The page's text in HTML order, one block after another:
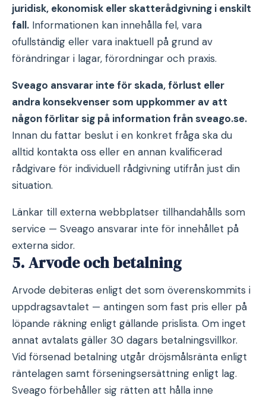
juridisk, ekonomisk eller skatterådgivning i enskilt
fall. Informationen kan innehålla fel, vara
ofullständig eller vara inaktuell på grund av
förändringar i lagar, förordningar och praxis.
Sveago ansvarar inte för skada, förlust eller
andra konsekvenser som uppkommer av att
någon förlitar sig på information från sveago.se.
Innan du fattar beslut i en konkret fråga ska du
alltid kontakta oss eller en annan kvalificerad
rådgivare för individuell rådgivning utifrån just din
situation.
Länkar till externa webbplatser tillhandahålls som
service — Sveago ansvarar inte för innehållet på
externa sidor.
5. Arvode och betalning
Arvode debiteras enligt det som överenskommits i
uppdragsavtalet — antingen som fast pris eller på
löpande räkning enligt gällande prislista. Om inget
annat avtalats gäller 30 dagars betalningsvillkor.
Vid försenad betalning utgår dröjsmålsränta enligt
räntelagen samt förseningsersättning enligt lag.
Sveago förbehåller sig rätten att hålla inne